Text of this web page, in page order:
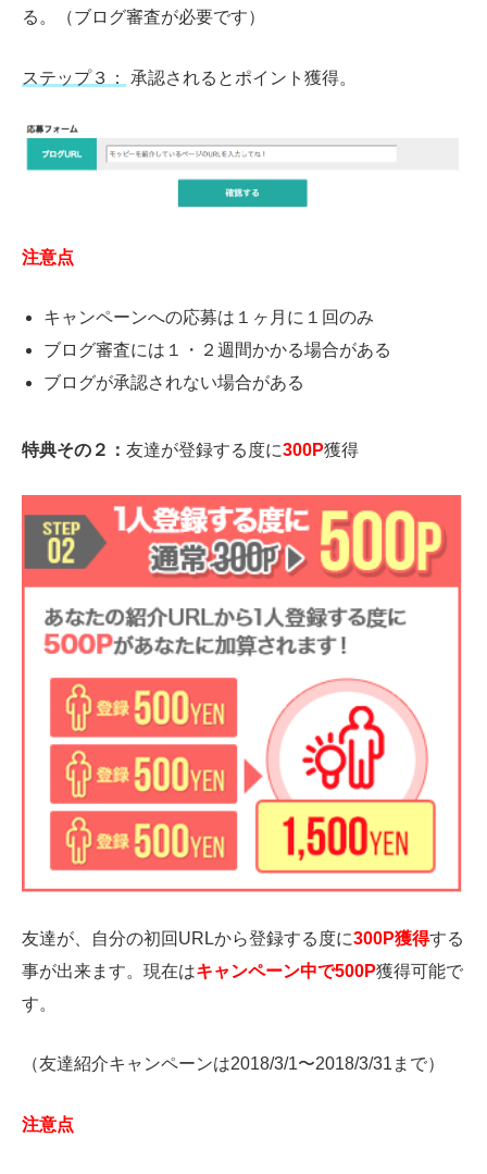
る。（ブログ審査が必要です）
ステップ３： 承認されるとポイント獲得。
注意点
キャンペーンへの応募は１ヶ月に１回のみ
ブログ審査には１・２週間かかる場合がある
ブログが承認されない場合がある
特典その２： 友達が登録する度に300P獲得
友達が、自分の初回 URLから登録する度に300P獲得する
事が出来ます。現在はキャンペーン中で500P獲得可能で
す。
（友達紹介キャンペーンは2018/3/1〜2018/3/31まで）
注意点